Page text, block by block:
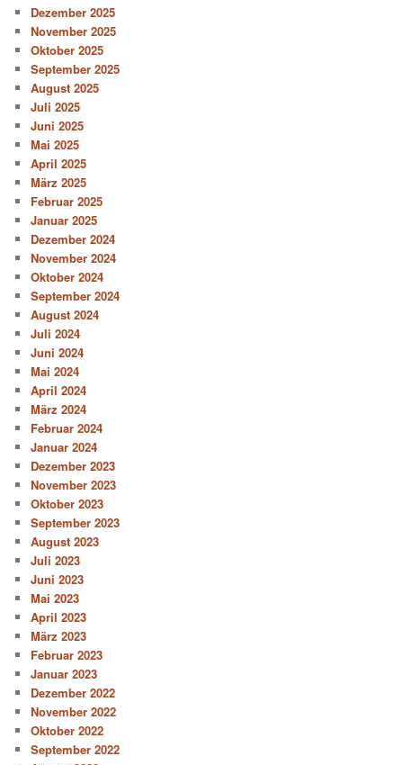
Dezember 2025
November 2025
Oktober 2025
September 2025
August 2025
Juli 2025
Juni 2025
Mai 2025
April 2025
März 2025
Februar 2025
Januar 2025
Dezember 2024
November 2024
Oktober 2024
September 2024
August 2024
Juli 2024
Juni 2024
Mai 2024
April 2024
März 2024
Februar 2024
Januar 2024
Dezember 2023
November 2023
Oktober 2023
September 2023
August 2023
Juli 2023
Juni 2023
Mai 2023
April 2023
März 2023
Februar 2023
Januar 2023
Dezember 2022
November 2022
Oktober 2022
September 2022